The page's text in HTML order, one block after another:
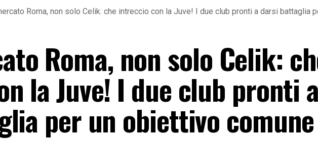
Roma, non solo Celik: che intreccio con la Juve! I due club pronti a darsi battaglia
Roma, non solo Celik:
la Juve! I due club pronti a
per un obiettivo comune